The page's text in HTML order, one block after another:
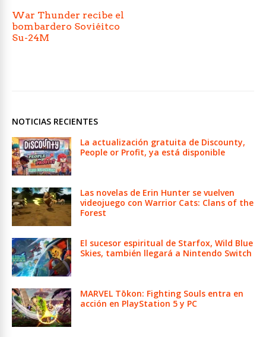
War Thunder recibe el
bombardero Soviéitco
Su-24M
NOTICIAS RECIENTES
La actualización gratuita de Discounty,
People or Profit, ya está disponible
Las novelas de Erin Hunter se vuelven
videojuego con Warrior Cats: Clans of the
Forest
El sucesor espiritual de Starfox, Wild Blue
Skies, también llegará a Nintendo Switch
MARVEL Tōkon: Fighting Souls entra en
acción en PlayStation 5 y PC